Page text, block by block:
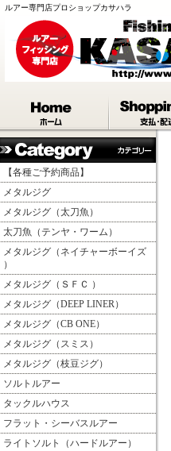
ルアー専門店プロショップカサハラ
【各種ご予約商品】
メタルジグ
メタルジグ（太刀魚）
太刀魚（テンヤ・ワーム）
メタルジグ（ネイチャーボーイズ
）
メタルジグ（ＳＦＣ ）
メタルジグ（DEEP LINER）
メタルジグ（CB ONE）
メタルジグ（スミス）
メタルジグ（枝豆ジグ）
ソルトルアー
タックルハウス
フラット・シーバスルアー
ライトソルト（ハードルアー）